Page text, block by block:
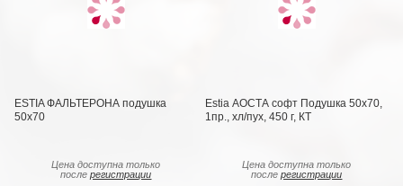
ESTIA ФАЛЬТЕРОНА подушка
50х70
Цена доступна только
послерегистрации
Estia АОСТА софт Подушка 50х70,
1пр., хл/пух, 450 г, КТ
Цена доступна только
послерегистрации